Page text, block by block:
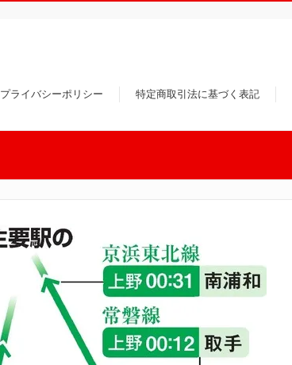
プライバシーポリシー 特定商取引法に基づく表記